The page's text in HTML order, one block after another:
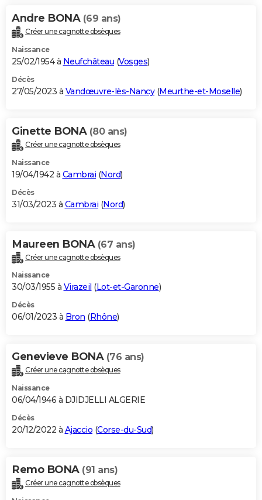
Andre BONA (69 ans)
Créer une cagnotte obsèques
Naissance
25/02/1954 à Neufchâteau (Vosges)
Décès
27/05/2023 à Vandœuvre-lès-Nancy(Meurthe-et-Moselle)
Ginette BONA (80 ans)
Créer une cagnotte obsèques
Naissance
19/04/1942 à Cambrai (Nord)
Décès
31/03/2023 à Cambrai (Nord)
Maureen BONA (67 ans)
Créer une cagnotte obsèques
Naissance
30/03/1955 à Virazeil (Lot-et-Garonne)
Décès
06/01/2023 à Bron (Rhône)
Genevieve BONA (76 ans)
Créer une cagnotte obsèques
Naissance
06/04/1946 à DJIDJELLI ALGERIE
Décès
20/12/2022 à Ajaccio (Corse-du-Sud)
Remo BONA (91 ans)
Créer une cagnotte obsèques